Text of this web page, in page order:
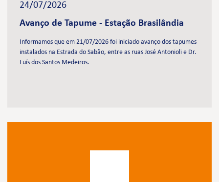
24/07/2026
Avanço de Tapume - Estação Brasilândia
Informamos que em 21/07/2026 foi iniciado avanço dos tapumes
instalados na Estrada do Sabão, entre as ruas José Antonioli e Dr.
Luís dos Santos Medeiros.